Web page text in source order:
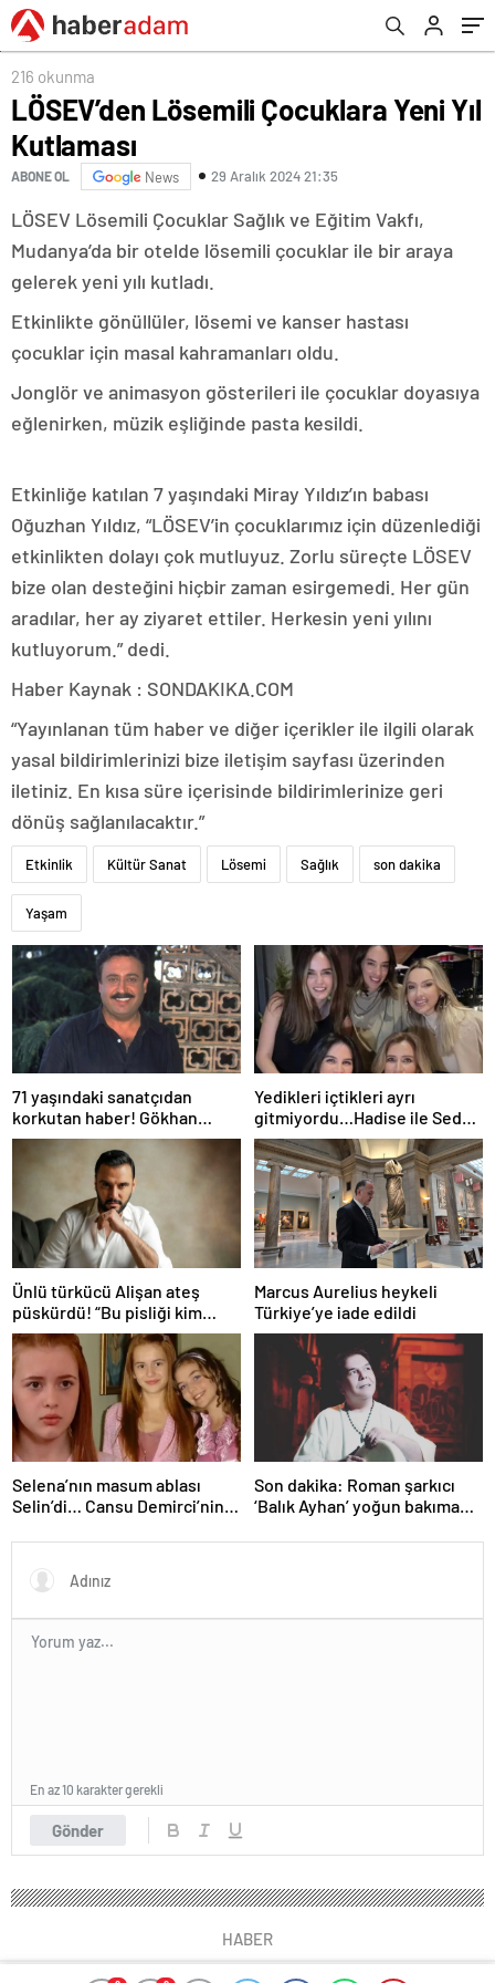
216 okunma
LÖSEV’den Lösemili Çocuklara Yeni Yıl
Kutlaması
ABONE OL News 29 Aralık 2024 21:35
LÖSEV Lösemili Çocuklar Sağlık ve Eğitim Vakfı,
Mudanya’da bir otelde lösemili çocuklar ile bir araya
gelerek yeni yılı kutladı.
Etkinlikte gönüllüler, lösemi ve kanser hastası
çocuklar için masal kahramanları oldu.
Jonglör ve animasyon gösterileri ile çocuklar doyasıya
eğlenirken, müzik eşliğinde pasta kesildi.
Etkinliğe katılan 7 yaşındaki Miray Yıldız’ın babası
Oğuzhan Yıldız, “LÖSEV’in çocuklarımız için düzenlediği
etkinlikten dolayı çok mutluyuz. Zorlu süreçte LÖSEV
bize olan desteğini hiçbir zaman esirgemedi. Her gün
aradılar, her ay ziyaret ettiler. Herkesin yeni yılını
kutluyorum.” dedi.
Haber Kaynak : SONDAKIKA.COM
“Yayınlanan tüm haber ve diğer içerikler ile ilgili olarak
yasal bildirimlerinizi bize iletişim sayfası üzerinden
iletiniz. En kısa süre içerisinde bildirimlerinize geri
dönüş sağlanılacaktır.”
Etkinlik Kültür Sanat Lösemi Sağlık son dakika
Yaşam
71 yaşındaki sanatçıdan
korkutan haber! Gökhan
Güney hastaneye kaldırıldı!
Yedikleri içtikleri ayrı
gitmiyordu…Hadise ile Seda
Bakan arasında ipler koptu!
Seda Bakan’dan manidar
paylaşım…
Ünlü türkücü Alişan ateş
püskürdü! “Bu pisliği kim
yaptıysa ortaya çıkacak!”
Marcus Aurelius heykeli
Türkiye’ye iade edildi
Selena’nın masum ablası
Selin’di… Cansu Demirci’nin
oldu! Güzelliğinden hiçbir şey
kaybetmemiş…
Son dakika: Roman şarkıcı
‘Balık Ayhan’ yoğun bakıma
Küçükboyacı’dan ilk açıklama
Gönder
En az 10 karakter gerekli
HABER